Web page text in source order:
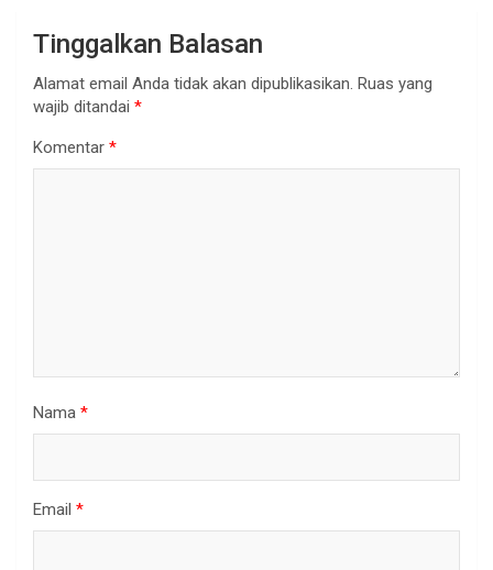
Tinggalkan Balasan
Alamat email Anda tidak akan dipublikasikan. Ruas yang
wajib ditandai *
Komentar *
Nama *
Email *